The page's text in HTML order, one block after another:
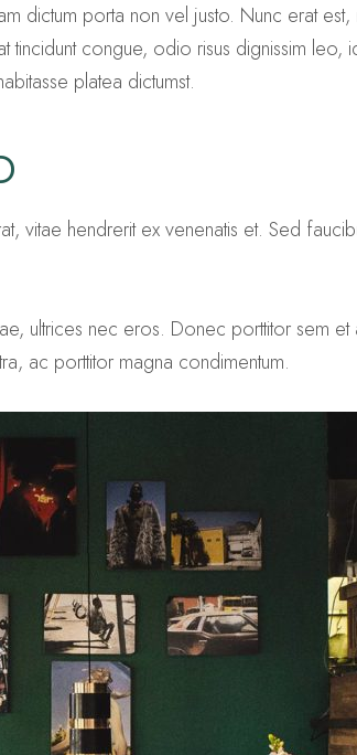
dictum porta non vel justo. Nunc erat
tincidunt congue, odio risus dignissim leo,
platea dictumst.
vitae hendrerit ex venenatis et. Sed
ultrices nec eros. Donec porttitor sem et
ac porttitor magna condimentum.